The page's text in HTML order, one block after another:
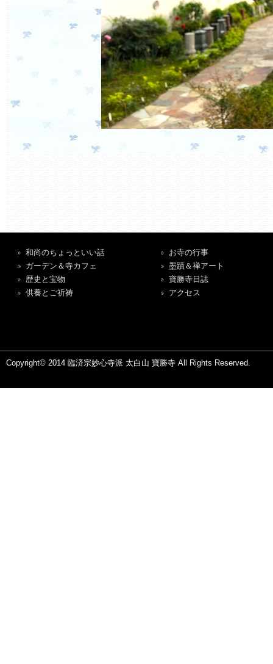
和尚のちょっといい話
ガーデン＆寺カフェ
歴史と宝物
供養とご祈祷
お寺の行事
墨蹟＆禅アート
寶勝寺日誌
アクセス
Copyright© 2014 臨済宗妙心寺派 太白山 寶勝寺 All Rights Reserved.